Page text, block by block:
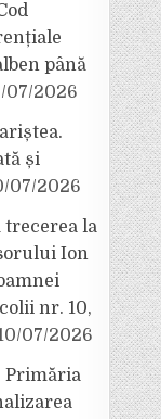
până
07/2026
și
07/2026
trecerea la
Ion
nr. 10,
07/2026
Primăria